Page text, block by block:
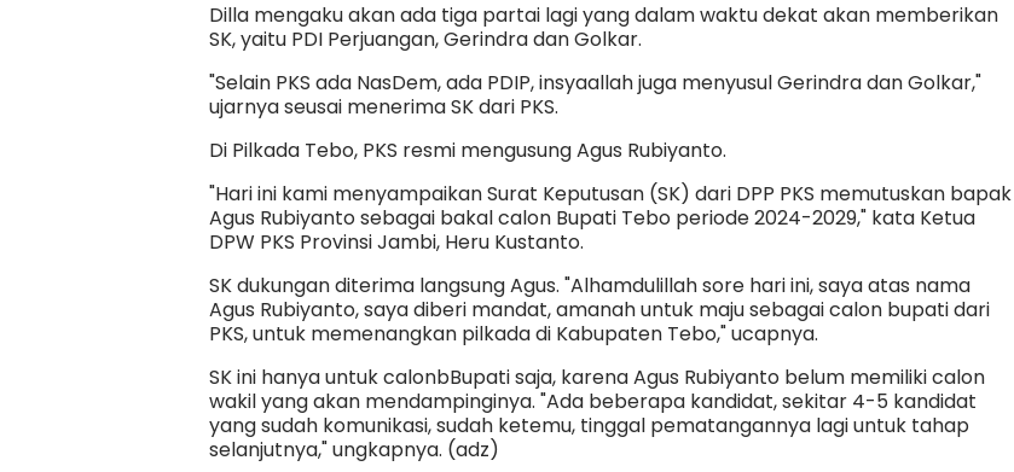
Dilla mengaku akan ada tiga partai lagi yang dalam waktu dekat akan memberikan
SK, yaitu PDI Perjuangan, Gerindra dan Golkar.
"Selain PKS ada NasDem, ada PDIP, insyaallah juga menyusul Gerindra dan Golkar,"
ujarnya seusai menerima SK dari PKS.
Di Pilkada Tebo, PKS resmi mengusung Agus Rubiyanto.
"Hari ini kami menyampaikan Surat Keputusan (SK) dari DPP PKS memutuskan bapak
Agus Rubiyanto sebagai bakal calon Bupati Tebo periode 2024-2029," kata Ketua
DPW PKS Provinsi Jambi, Heru Kustanto.
SK dukungan diterima langsung Agus. "Alhamdulillah sore hari ini, saya atas nama
Agus Rubiyanto, saya diberi mandat, amanah untuk maju sebagai calon bupati dari
PKS, untuk memenangkan pilkada di Kabupaten Tebo," ucapnya.
SK ini hanya untuk calonbBupati saja, karena Agus Rubiyanto belum memiliki calon
wakil yang akan mendampinginya. "Ada beberapa kandidat, sekitar 4-5 kandidat
yang sudah komunikasi, sudah ketemu, tinggal pematangannya lagi untuk tahap
selanjutnya," ungkapnya. (adz)